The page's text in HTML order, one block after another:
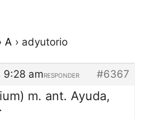
A › adyutorio
9:28 am #6367
RESPONDER
m. ant. Ayuda,